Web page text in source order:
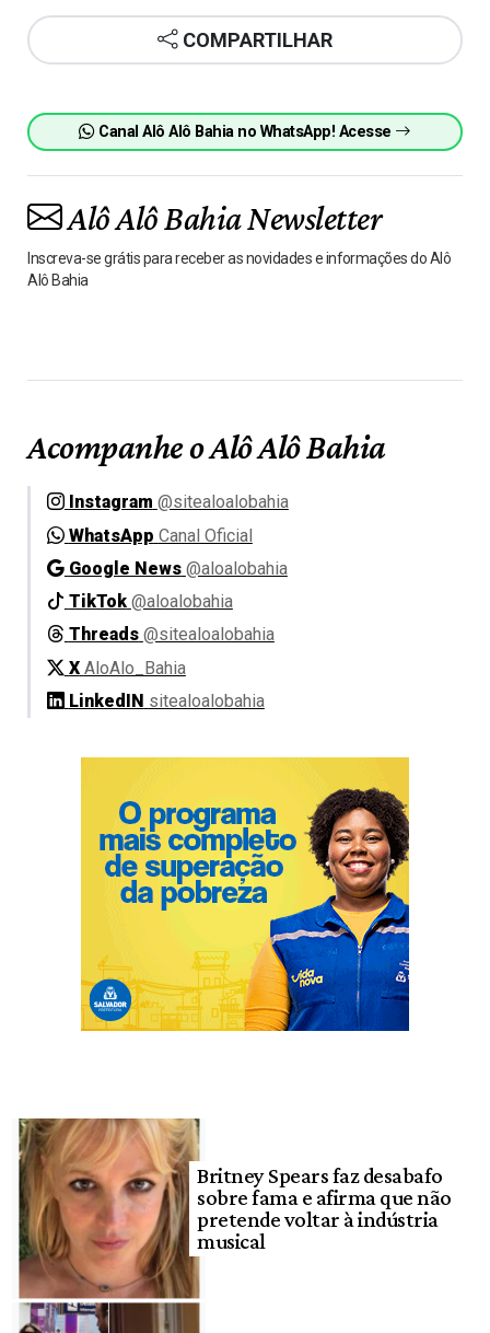
COMPARTILHAR
Canal Alô Alô Bahia no WhatsApp! Acesse
Alô Alô Bahia Newsletter
Inscreva-se grátis para receber as novidades e informações do Alô
Alô Bahia
Acompanhe o Alô Alô Bahia
Instagram @sitealoalobahia
WhatsApp Canal Oficial
Google News @aloalobahia
TikTok @aloalobahia
Threads @sitealoalobahia
X AloAlo_Bahia
LinkedIN sitealoalobahia
Britney Spears faz desabafo
sobre fama e afirma que não
pretende voltar à indústria
musical